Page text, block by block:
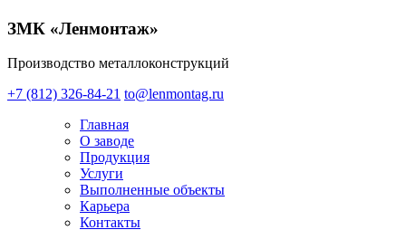
ЗМК «Ленмонтаж»
Производство металлоконструкций
+7 (812) 326-84-21 to@lenmontag.ru
Главная
О заводе
Продукция
Услуги
Выполненные объекты
Карьера
Контакты